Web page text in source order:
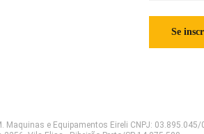
Se
Maquinas e Equipamentos Eireli CNPJ: 03.895.045/